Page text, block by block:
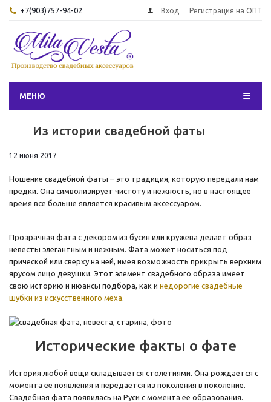
+7(903)757-94-02 Вход Регистрация на ОПТ
МЕНЮ
Из истории свадебной фаты
12 июня 2017
Ношение свадебной фаты – это традиция, которую передали нам
предки. Она символизирует чистоту и нежность, но в настоящее
время все больше является красивым аксессуаром.
Прозрачная фата с декором из бусин или кружева делает образ
невесты элегантным и нежным. Фата может носиться под
прической или сверху на ней, имея возможность прикрыть верхним
ярусом лицо девушки. Этот элемент свадебного образа имеет
свою историю и нюансы подбора, как и недорогие свадебные
шубки из искусственного меха.
Исторические факты о фате
История любой вещи складывается столетиями. Она рождается с
момента ее появления и передается из поколения в поколение.
Свадебная фата появилась на Руси с момента ее образования.